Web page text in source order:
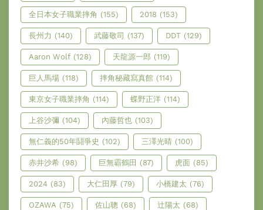
全日本女子職業摔角 (155) 2018 (153)
長州力 (140) 武藤敬司 (137) DDT (129)
Aaron Wolf (128) 天龍源一郎 (119)
巨人馬場 (118) 摔角秘藏寫真館 (114)
東京女子職業摔角 (114) 蝶野正洋 (114)
上谷沙彌 (104) 內藤哲也 (103)
無仁義的50年鬪爭史 (102) 三澤光晴 (100)
赤井沙希 (98) 巨無霸鶴田 (87) 虎面 (85)
2024 (83) 大仁田厚 (79) 小橋建太 (76)
OZAWA (75) 佐山聰 (68) 辻陽太 (68)